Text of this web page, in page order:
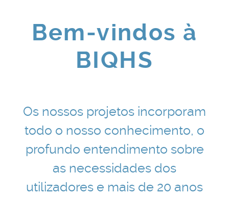
Bem-vindos à
BIQHS
Os nossos projetos incorporam
todo o nosso conhecimento, o
profundo entendimento sobre
as necessidades dos
utilizadores e mais de 20 anos